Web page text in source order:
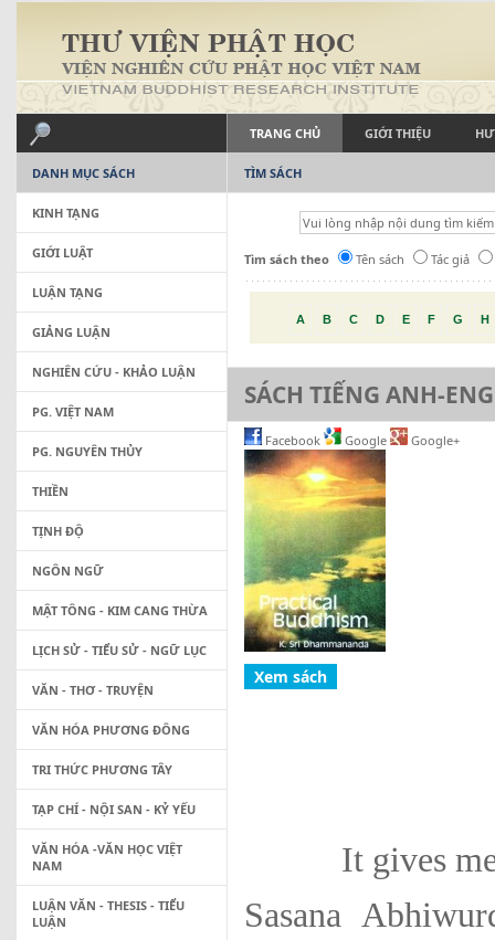
TRANG CHỦ GIỚI THIỆU
TÌM SÁCH
Tìm sách theo Tên sách Tác giả
A B C D E F G H
SÁCH TIẾNG ANH-
Facebook Google Google+
It gives me
Sasana
DANH MỤC SÁCH
KINH TẠNG
GIỚI LUẬT
LUẬN TẠNG
GIẢNG LUẬN
NGHIÊN CỨU - KHẢO LUẬN
PG. VIỆT NAM
PG. NGUYÊN THỦY
THIỀN
TỊNH ĐỘ
NGÔN NGỮ
MẬT TÔNG - KIM CANG THỪA
LỊCH SỬ - TIỂU SỬ - NGỮ LỤC
VĂN - THƠ - TRUYỆN
VĂN HÓA PHƯƠNG ĐÔNG
TRI THỨC PHƯƠNG TÂY
TẠP CHÍ - NỘI SAN - KỶ YẾU
VĂN HÓA -VĂN HỌC VIỆT
NAM
LUẬN VĂN - THESIS - TIỂU
LUẬN